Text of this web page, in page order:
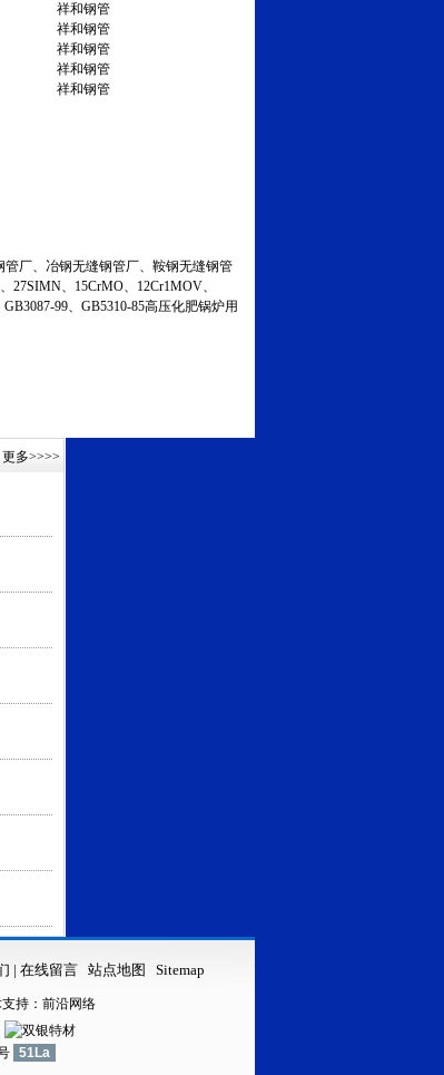
祥和钢管
祥和钢管
祥和钢管
祥和钢管
祥和钢管
厂、冶钢无缝钢管厂、鞍钢无缝钢管
27SIMN、15CrMO、12Cr1MOV、
99、GB5310-85高压化肥锅炉用
更多>>>>
| 在线留言 站点地图 Sitemap
持： 前沿网络
51La